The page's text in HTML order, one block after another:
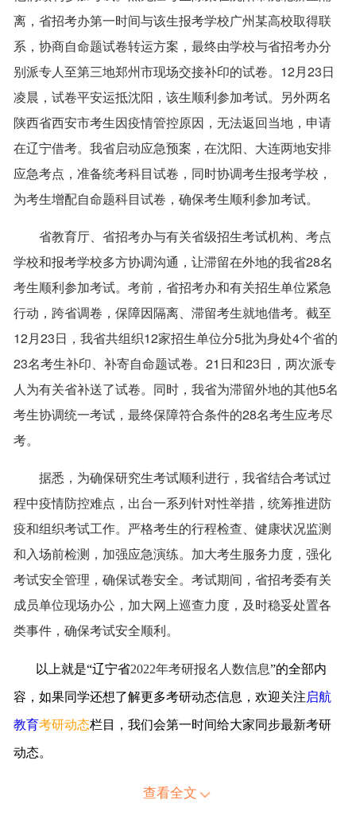
离，省招考办第一时间与该生报考学校广州某高校取得联
系，协商自命题试卷转运方案，最终由学校与省招考办分
别派专人至第三地郑州市现场交接补印的试卷。12月23日
凌晨，试卷平安运抵沈阳，该生顺利参加考试。另外两名
陕西省西安市考生因疫情管控原因，无法返回当地，申请
在辽宁借考。我省启动应急预案，在沈阳、大连两地安排
应急考点，准备统考科目试卷，同时协调考生报考学校，
为考生增配自命题科目试卷，确保考生顺利参加考试。
省教育厅、省招考办与有关省级招生考试机构、考点
学校和报考学校多方协调沟通，让滞留在外地的我省28名
考生顺利参加考试。考前，省招考办和有关招生单位紧急
行动，跨省调卷，保障因隔离、滞留考生就地借考。截至
12月23日，我省共组织12家招生单位分5批为身处4个省的
23名考生补印、补寄自命题试卷。21日和23日，两次派专
人为有关省补送了试卷。同时，我省为滞留外地的其他5名
考生协调统一考试，最终保障符合条件的28名考生应考尽
考。
据悉，为确保研究生考试顺利进行，我省结合考试过
程中疫情防控难点，出台一系列针对性举措，统筹推进防
疫和组织考试工作。严格考生的行程检查、健康状况监测
和入场前检测，加强应急演练。加大考生服务力度，强化
考试安全管理，确保试卷安全。考试期间，省招考委有关
成员单位现场办公，加大网上巡查力度，及时稳妥处置各
类事件，确保考试安全顺利。
以上就是“辽宁省2022年考研报名人数信息”的全部内
容，如果同学还想了解更多考研动态信息，欢迎关注 启航
教育考研动态栏目，我们会第一时间给大家同步最新考研
动态。
查看全文